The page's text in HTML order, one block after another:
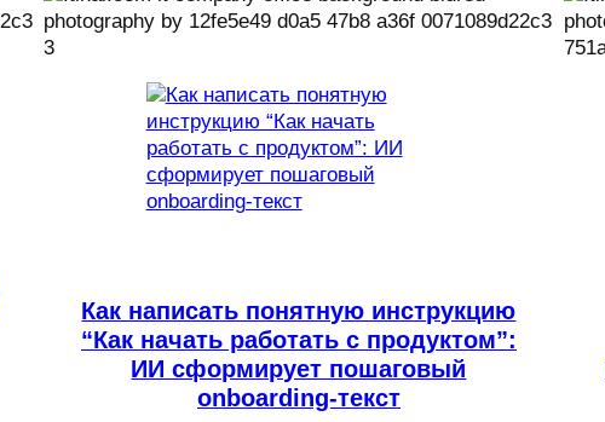
Как написать понятную инструкцию
“Как начать работать с продуктом”:
ИИ сформирует пошаговый
onboarding-текст